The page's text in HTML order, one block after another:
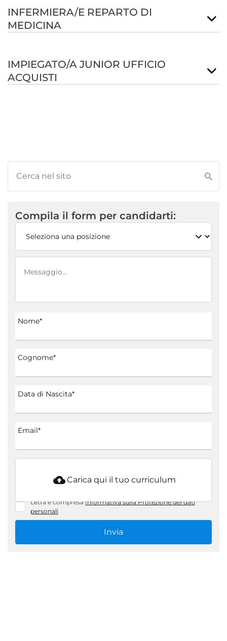
INFERMIERA/E REPARTO DI
MEDICINA
IMPIEGATO/A JUNIOR UFFICIO
ACQUISTI
Compila il form per candidarti:
Nome*
Cognome*
Data di Nascita*
Email*
Carica qui il tuo curriculum
Letta e compresaInformativa sulla Protezione dei dati
personali
Invia